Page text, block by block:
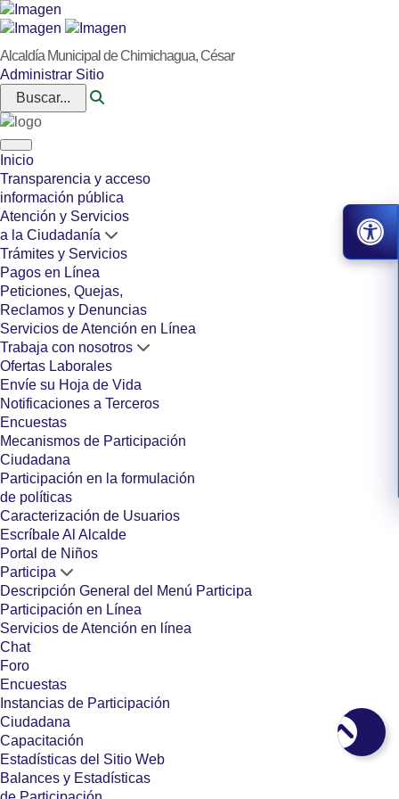
Alcaldía Municipal de Chimichagua, César
Administrar Sitio
Buscar...
Inicio
Transparencia y acceso
información pública
Atención y Servicios
a la Ciudadanía
Trámites y Servicios
Pagos en Línea
Peticiones, Quejas,
Reclamos y Denuncias
Servicios de Atención en Línea
Trabaja con nosotros
Ofertas Laborales
Envíe su Hoja de Vida
Notificaciones a Terceros
Encuestas
Mecanismos de Participación
Ciudadana
Participación en la formulación
de políticas
Caracterización de Usuarios
Escríbale Al Alcalde
Portal de Niños
Participa
Descripción General del Menú Participa
Participación en Línea
Servicios de Atención en línea
Chat
Foro
Encuestas
Instancias de Participación
Ciudadana
Capacitación
Estadísticas del Sitio Web
Balances y Estadísticas